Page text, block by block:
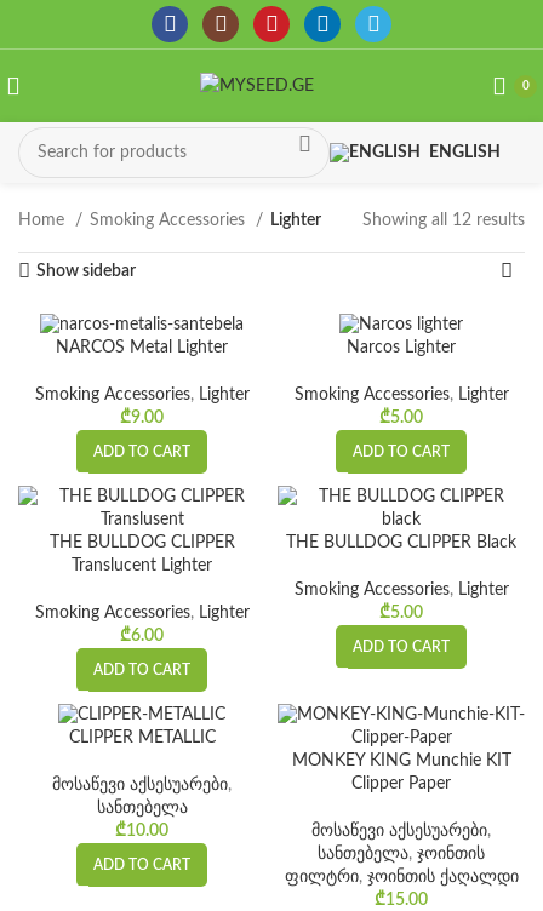
0
ENGLISH
Home Smoking Accessories Lighter Showing all 12 results
Show sidebar
NARCOS Metal Lighter
Smoking Accessories, Lighter
₾9.00
ADD TO CART
Narcos Lighter
Smoking Accessories, Lighter
₾5.00
ADD TO CART
THE BULLDOG CLIPPER
Translucent Lighter
Smoking Accessories, Lighter
₾6.00
ADD TO CART
THE BULLDOG CLIPPER Black
Smoking Accessories, Lighter
₾5.00
ADD TO CART
CLIPPER METALLIC
მოსაწევი აქსესუარები,
სანთებელა
₾10.00
ADD TO CART
MONKEY KING Munchie KIT
Clipper Paper
მოსაწევი აქსესუარები,
სანთებელა, ჯოინთის
ფილტრი, ჯოინთის ქაღალდი
₾15.00